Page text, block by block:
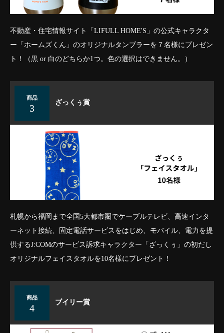
不動産・住宅情報サイト「LIFULL HOME'S」の公式キャラクタ
ー「ホームズくん」のオリジナルタンブラーを７名様にプレゼン
ト！（黒 or 白のどちらか1つ。色の選択はできません。）
商品
3
ざっくぅ賞
札幌から福岡まで全国5大都市圏でケーブルテレビ、高速インタ
ーネット接続、固定電話サービスをはじめ、モバイル、電力を提
供するJ:COMのサービス訴求キャラクター「ざっくぅ」の初だし
オリジナルフェイスタオルを10名様にプレゼント！
商品
4
ブイリー賞